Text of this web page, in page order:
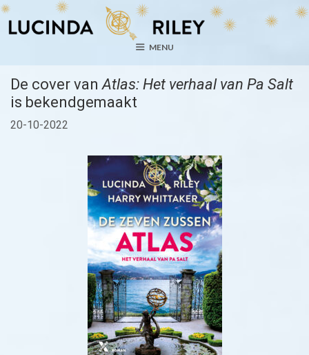
Ga
naar
MENU
De cover vanAtlas: Het verhaal van Pa Salt
is bekendgemaakt
20-10-2022